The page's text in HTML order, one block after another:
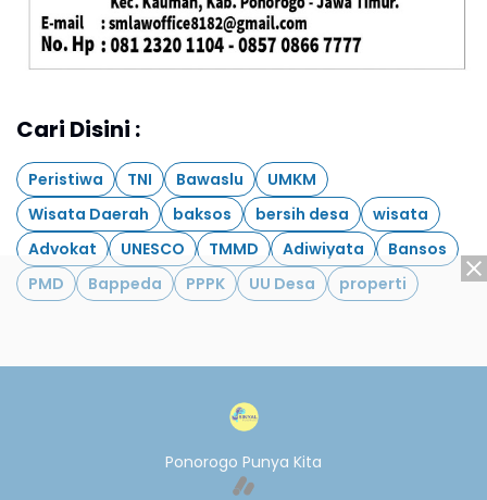
Cari Disini :
Peristiwa TNI Bawaslu
UMKM
Wisata Daerah
baksos bersih desa
wisata
Advokat
UNESCO TMMD Adiwiyata
Bansos
PMD
Bappeda PPPK UU Desa properti
Ponorogo Punya Kita